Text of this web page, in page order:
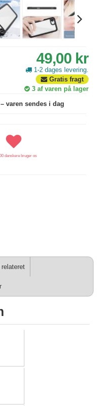
49,00 kr
1-2 dages levering.
Gratis fragt
3af varen på lager
varen sendes i dag
danskere bruger os